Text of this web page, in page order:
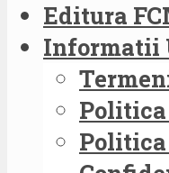
Editura
Informatii
Politica